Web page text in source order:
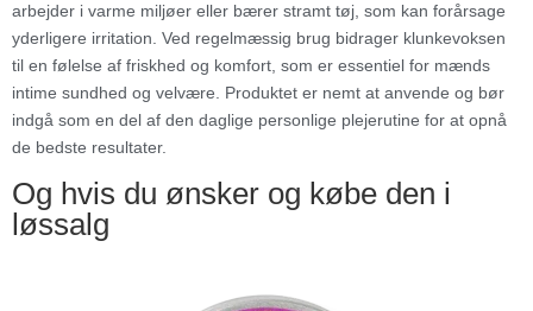
arbejder i varme miljøer eller bærer stramt tøj, som kan forårsage
yderligere irritation. Ved regelmæssig brug bidrager klunkevoksen
til en følelse af friskhed og komfort, som er essentiel for mænds
intime sundhed og velvære. Produktet er nemt at anvende og bør
indgå som en del af den daglige personlige plejerutine for at opnå
de bedste resultater.
Og hvis du ønsker og købe den i
løssalg